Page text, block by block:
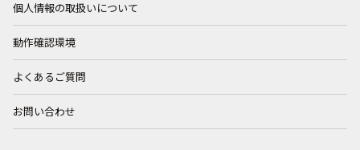
個人情報の取扱いについて
動作確認環境
よくあるご質問
お問い合わせ